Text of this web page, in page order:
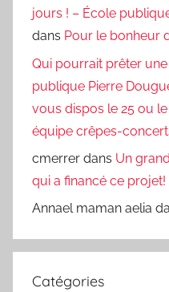
jours ! – École
dans Pour le bonheur
Qui pourrait prêter
publique Pierre
vous dispos le 25 ou
équipe crêpes-
cmerrer dans Un
qui a financé ce projet!
Annael maman aelia
Catégories